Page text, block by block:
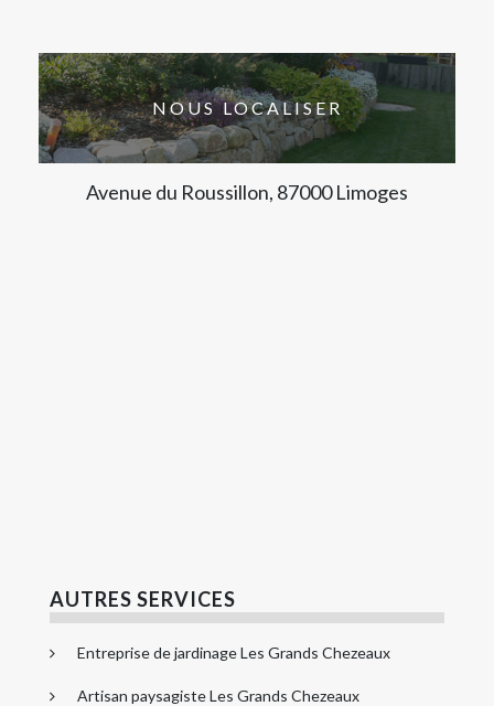
NOUS LOCALISER
Avenue du Roussillon, 87000 Limoges
AUTRES SERVICES
Entreprise de jardinage Les Grands Chezeaux
Artisan paysagiste Les Grands Chezeaux